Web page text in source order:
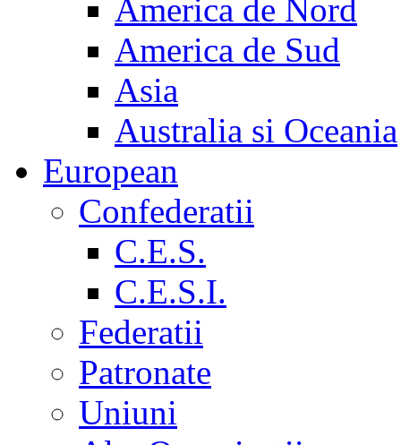
America de Nord
America de Sud
Asia
Australia si Oceania
European
Confederatii
C.E.S.
C.E.S.I.
Federatii
Patronate
Uniuni